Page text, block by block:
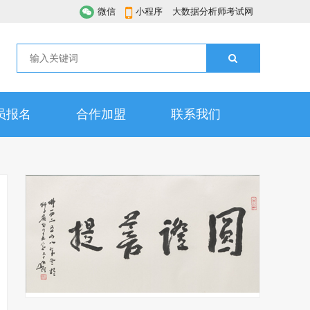
微信 小程序 大数据分析师考试网
报名 合作加盟 联系我们